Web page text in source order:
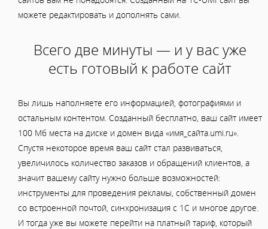
можете редактировать и дополнять сами.
Всего две минуты — и у вас уже
есть готовый к работе сайт
Вы лишь наполняете его информацией, фотографиями и
остальным контентом. Созданный бесплатно, ваш сайт имеет
100 Мб места на диске и домен вида «имя_сайта.umi.ru».
Спустя некоторое время ваш сайт стал развиваться,
увеличилось количество заказов и обращений клиентов, а
значит вашему сайту нужно больше возможностей:
инструменты для проведения рекламы, собственный домен
со встроенной почтой, синхронизация с 1С и многое другое.
И тогда уже вы можете перейти на платный тариф, который